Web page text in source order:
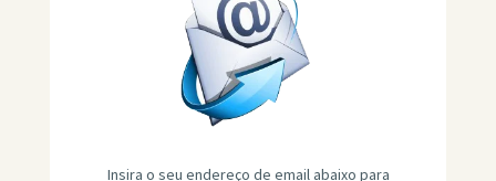
Insira o seu endereço de email abaixo para